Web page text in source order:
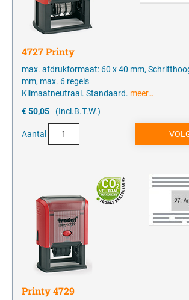
4727 Printy
max. afdrukformaat: 60 x 40 mm,
mm, max. 6 regels
Klimaatneutraal. Standaard. meer…
€ 50,05
(Incl.B.T.W.)
Aantal
Printy 4729